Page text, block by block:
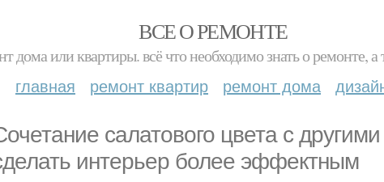
ВСЕ О РЕМОНТЕ
дома или квартиры. всё что необходимо знать о
главная ремонт квартир ремонт дома
салатового цвета с
интерьер более эффектным